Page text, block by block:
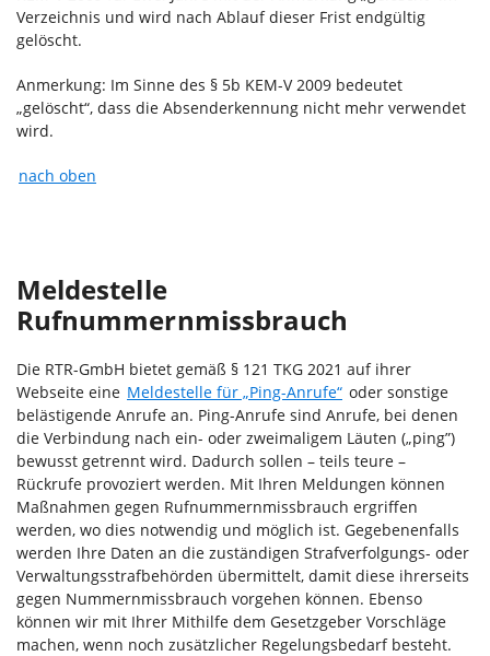
Verzeichnis und wird nach Ablauf dieser Frist endgültig
gelöscht.
Anmerkung: Im Sinne des § 5b KEM-V 2009 bedeutet
„gelöscht“, dass die Absenderkennung nicht mehr verwendet
wird.
nach oben
Meldestelle
Rufnummernmissbrauch
Die RTR-GmbH bietet gemäß § 121 TKG 2021 auf ihrer
Webseite eine Meldestelle für „Ping-Anrufe“ oder sonstige
belästigende Anrufe an. Ping-Anrufe sind Anrufe, bei denen
die Verbindung nach ein- oder zweimaligem Läuten („ping”)
bewusst getrennt wird. Dadurch sollen – teils teure –
Rückrufe provoziert werden. Mit Ihren Meldungen können
Maßnahmen gegen Rufnummernmissbrauch ergriffen
werden, wo dies notwendig und möglich ist. Gegebenenfalls
werden Ihre Daten an die zuständigen Strafverfolgungs- oder
Verwaltungsstrafbehörden übermittelt, damit diese ihrerseits
gegen Nummernmissbrauch vorgehen können. Ebenso
können wir mit Ihrer Mithilfe dem Gesetzgeber Vorschläge
machen, wenn noch zusätzlicher Regelungsbedarf besteht.